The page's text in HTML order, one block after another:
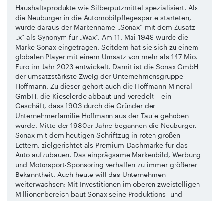
Haushaltsprodukte wie Silberputzmittel spezialisiert. Als
die Neuburger in die Automobilpflegesparte starteten,
wurde daraus der Markenname „Sonax“ mit dem Zusatz
„x“ als Synonym für „Wax“. Am 11. Mai 1949 wurde die
Marke Sonax eingetragen. Seitdem hat sie sich zu einem
globalen Player mit einem Umsatz von mehr als 147 Mio.
Euro im Jahr 2023 entwickelt. Damit ist die Sonax GmbH
der umsatzstärkste Zweig der Unternehmensgruppe
Hoffmann. Zu dieser gehört auch die Hoffmann Mineral
GmbH, die Kieselerde abbaut und veredelt – ein
Geschäft, dass 1903 durch die Gründer der
Unternehmerfamilie Hoffmann aus der Taufe gehoben
wurde. Mitte der 1980er-Jahre begannen die Neuburger,
Sonax mit dem heutigen Schriftzug in roten großen
Lettern, zielgerichtet als Premium-Dachmarke für das
Auto aufzubauen. Das einprägsame Markenbild, Werbung
und Motorsport-Sponsoring verhalfen zu immer größerer
Bekanntheit. Auch heute will das Unternehmen
weiterwachsen: Mit Investitionen im oberen zweistelligen
Millionenbereich baut Sonax seine Produktions- und